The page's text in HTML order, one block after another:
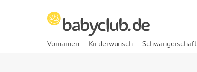
Vornamen Kinderwunsch Schwangerschaft